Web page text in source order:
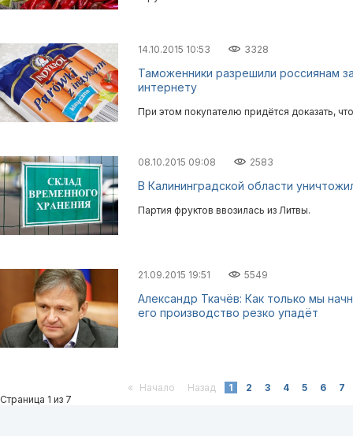
14.10.2015 10:53 3328
Таможенники разрешили россиянам
интернету
При этом покупателю придётся доказать,
08.10.2015 09:08 2583
В Калининградской области
Партия фруктов ввозилась из Литвы.
21.09.2015 19:51 5549
Александр Ткачёв: Как только мы
его производство резко упадёт
« Начало Назад 1 2 3 4 5 6
7
Страница 1 из 7